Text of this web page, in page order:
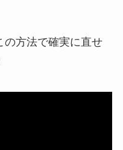
の方法で確実に直せ